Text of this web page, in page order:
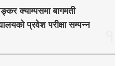
क्याम्पसमा बागमती
प्रवेश परीक्षा सम्पन्न